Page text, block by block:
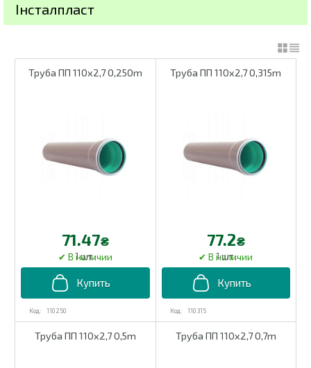
Інсталпласт
Труба ПП 110х2,7 0,250m
110 250
71.47₴
1 шт.
Труба ПП 110х2,7 0,315m
110 315
77.2₴
1 шт.
Труба ПП 110х2,7 0,5m Труба ПП 110х2,7 0,7m